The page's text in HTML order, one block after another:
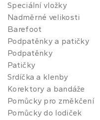
Speciální vložky
Nadměrné velikosti
Barefoot
Podpatěnky a patičky
Podpatěnky
Patičky
Srdíčka a klenby
Korektory a bandáže
Pomůcky pro změkčení
Pomůcky do lodiček